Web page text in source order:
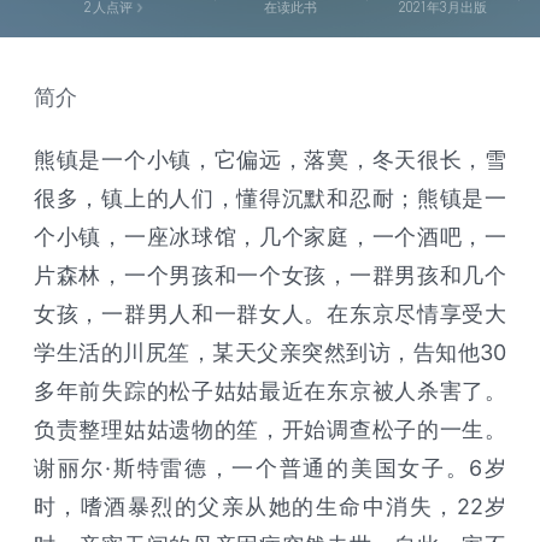
2 人点评 在读此书 2021年3月出版
简介
熊镇是一个小镇，它偏远，落寞，冬天很长，雪
很多，镇上的人们，懂得沉默和忍耐；熊镇是一
个小镇，一座冰球馆，几个家庭，一个酒吧，一
片森林，一个男孩和一个女孩，一群男孩和几个
女孩，一群男人和一群女人。在东京尽情享受大
学生活的川尻笙，某天父亲突然到访，告知他30
多年前失踪的松子姑姑最近在东京被人杀害了。
负责整理姑姑遗物的笙，开始调查松子的一生。
谢丽尔·斯特雷德，一个普通的美国女子。6岁
时，嗜酒暴烈的父亲从她的生命中消失，22岁